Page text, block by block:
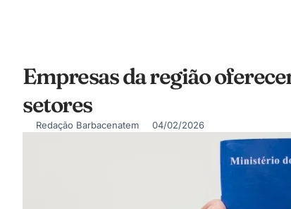
Empresas da região
setores
Redação Barbacenatem 04/02/2026